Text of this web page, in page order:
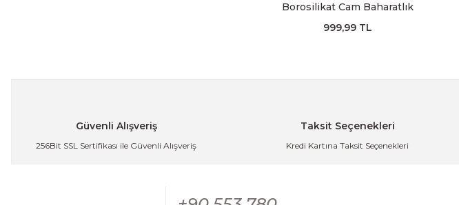
Borosilikat Cam Baharatlık
999,99 TL
Güvenli Alışveriş
256Bit SSL Sertifikası ile Güvenli Alışveriş
Taksit Seçenekleri
Kredi Kartına Taksit Seçenekleri